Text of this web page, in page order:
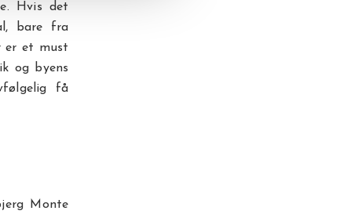
Hvis det
bare fra
er et must
og byens
få
Monte